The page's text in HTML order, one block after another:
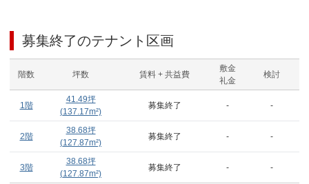
募集終了のテナント区画
階数 坪数 賃料 + 共益費
敷金
礼金
検討
1階
41.49坪
(137.17m²)
募集終了 - -
2階
38.68坪
(127.87m²)
募集終了 - -
3階
38.68坪
(127.87m²)
募集終了 - -